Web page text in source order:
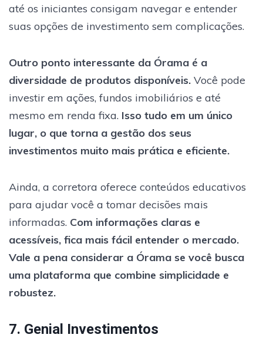
até os iniciantes consigam navegar e entender
suas opções de investimento sem complicações.
Outro ponto interessante da Órama é a
diversidade de produtos disponíveis. Você pode
investir em ações, fundos imobiliários e até
mesmo em renda fixa. Isso tudo em um único
lugar, o que torna a gestão dos seus
investimentos muito mais prática e eficiente.
Ainda, a corretora oferece conteúdos educativos
para ajudar você a tomar decisões mais
informadas. Com informações claras e
acessíveis, fica mais fácil entender o mercado.
Vale a pena considerar a Órama se você busca
uma plataforma que combine simplicidade e
robustez.
7. Genial Investimentos